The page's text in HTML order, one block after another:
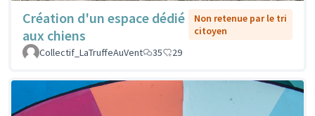
Création d'un espace dédié
aux chiens
Non retenue par le tri
citoyen
Collectif_LaTruffeAuVent
35 29